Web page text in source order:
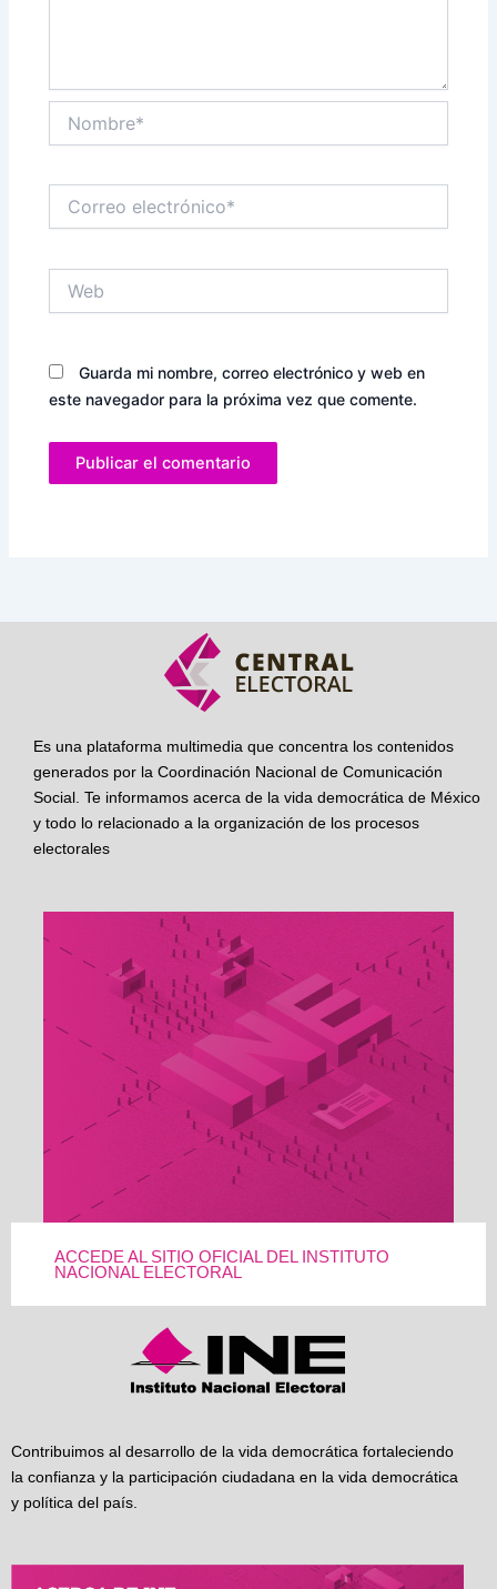
electrónico*
Guarda mi nombre, correo electrónico y web en
este navegador para la próxima vez que comente.
Es una plataforma multimedia que concentra los contenidos
generados por la Coordinación Nacional de Comunicación
Social. Te informamos acerca de la vida democrática de México
y todo lo relacionado a la organización de los procesos
electorales
ACCEDE AL SITIO OFICIAL DEL INSTITUTO
NACIONAL ELECTORAL
Contribuimos al desarrollo de la vida democrática fortaleciendo
la confianza y la participación ciudadana en la vida democrática
y política del país.